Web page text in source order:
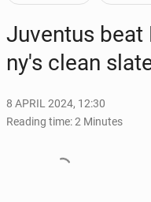
Ju­ven­tus
ny's clean
8 APRIL 2024, 12:30
Reading time: 2 Minutes